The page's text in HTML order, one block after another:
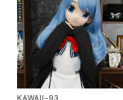
KAWAII-93